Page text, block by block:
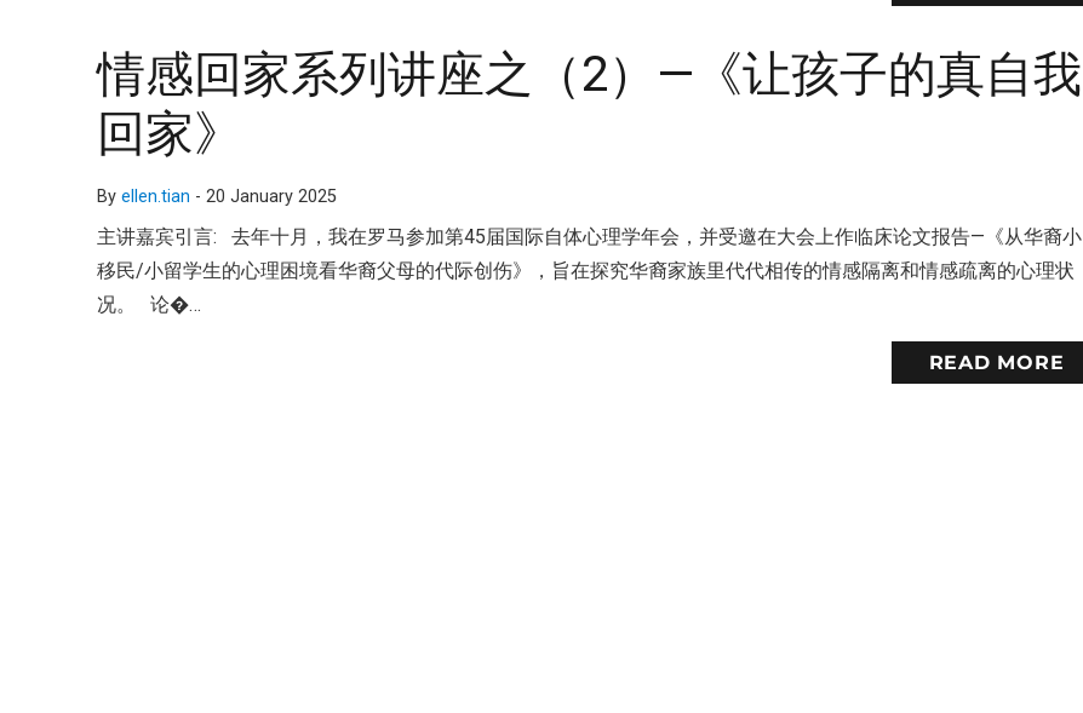
情感回家系列讲座之（2）—《让孩子的真自我
回家》
Byellen.tian -20 January 2025
主讲嘉宾引言: 去年十月，我在罗马参加第45届国际自体心理学年会，并受邀在大会上作临床论文报告—《从华裔小
移民/小留学生的心理困境看华裔父母的代际创伤》，旨在探究华裔家族里代代相传的情感隔离和情感疏离的心理状
况。 论�…
READ MORE